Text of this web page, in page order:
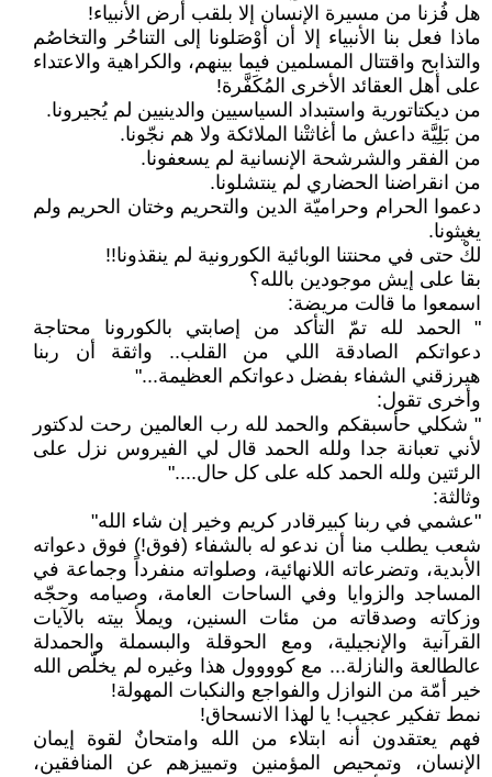
هل فُزنا من مسيرة الإنسان إلا بلقب أرض الأنبياء!
ماذا فعل بنا الأنبياء إلا أن أوْصَلونا إلى التناحُر والتخاصُم
والتذابح واقتتال المسلمين فيما بينهم، والكراهية والاعتداء
على أهل العقائد الأخرى المُكَفَّرة!
من ديكتاتورية واستبداد السياسيين والدينيين لم يُجيرونا.
من بَلِيَّة داعش ما أغاثتْنا الملائكة ولا هم نجّونا.
من الفقر والشرشحة الإنسانية لم يسعفونا.
من انقراضنا الحضاري لم ينتشلونا.
دعموا الحرام وحراميّة الدين والتحريم وختان الحريم ولم
يغيثونا.
لكْ حتى في محنتنا الوبائية الكورونية لم ينقذونا!!
بقا على إيش موجودين بالله؟
اسمعوا ما قالت مريضة:
" الحمد لله تمّ التأكد من إصابتي بالكورونا محتاجة
دعواتكم الصادقة اللي من القلب.. واثقة أن ربنا
هيرزقني الشفاء بفضل دعواتكم العظيمة..."
وأخرى تقول:
" شكلي حأسبقكم والحمد لله رب العالمين رحت لدكتور
لأني تعبانة جدا ولله الحمد قال لي الفيروس نزل على
الرئتين ولله الحمد كله على كل حال...."
وثالثة:
"عشمي في ربنا كبيرقادر كريم وخير إن شاء الله"
شعب يطلب منا أن ندعو له بالشفاء (فوق!) فوق دعواته
الأبدية، وتضرعاته اللانهائية، وصلواته منفرداً وجماعة في
المساجد والزوايا وفي الساحات العامة، وصيامه وحجّه
وزكاته وصدقاته من مئات السنين، ويملأ بيته بالآيات
القرآنية والإنجيلية، ومع الحوقلة والبسملة والحمدلة
عالطالعة والنازلة... مع كوووول هذا وغيره لم يخلّص الله
خير أمّة من النوازل والفواجع والنكبات المهولة!
نمط تفكير عجيب! يا لهذا الانسحاق!
فهم يعتقدون أنه ابتلاء من الله وامتحانٌ لقوة إيمان
الإنسان، وتمحيص المؤمنين وتمييزهم عن المنافقين،